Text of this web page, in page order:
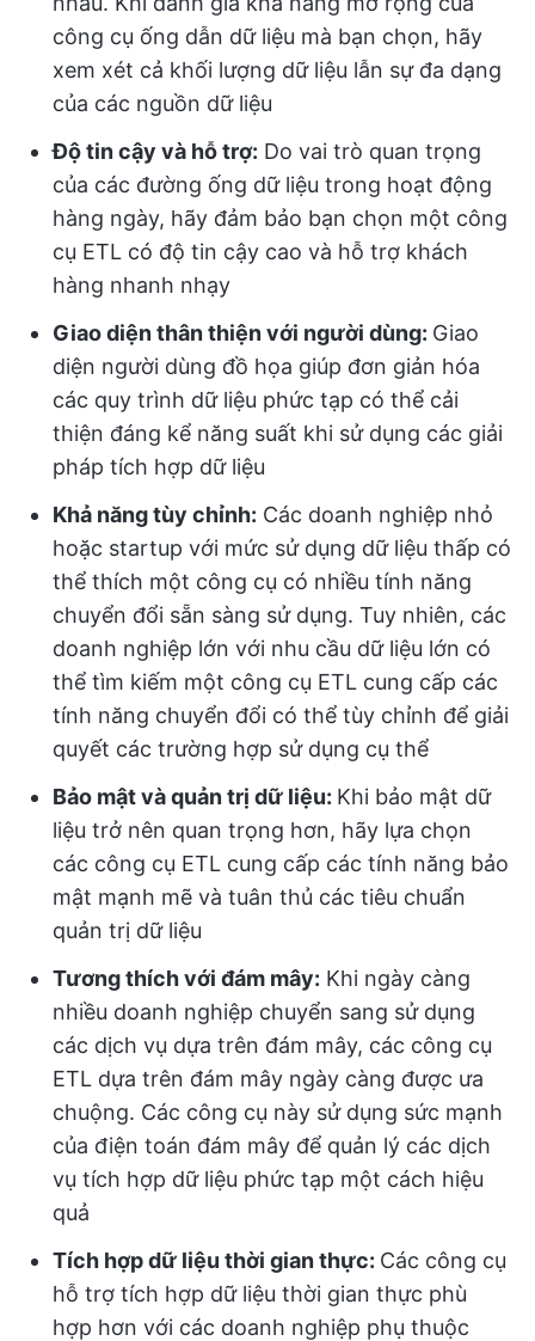
công cụ ống dẫn dữ liệu mà bạn chọn, hãy
xem xét cả khối lượng dữ liệu lẫn sự đa dạng
của các nguồn dữ liệu
Độ tin cậy và hỗ trợ: Do vai trò quan trọng
của các đường ống dữ liệu trong hoạt động
hàng ngày, hãy đảm bảo bạn chọn một công
cụ ETL có độ tin cậy cao và hỗ trợ khách
hàng nhanh nhạy
Giao diện thân thiện với người dùng: Giao
diện người dùng đồ họa giúp đơn giản hóa
các quy trình dữ liệu phức tạp có thể cải
thiện đáng kể năng suất khi sử dụng các giải
pháp tích hợp dữ liệu
Khả năng tùy chỉnh: Các doanh nghiệp nhỏ
hoặc startup với mức sử dụng dữ liệu thấp có
thể thích một công cụ có nhiều tính năng
chuyển đổi sẵn sàng sử dụng. Tuy nhiên, các
doanh nghiệp lớn với nhu cầu dữ liệu lớn có
thể tìm kiếm một công cụ ETL cung cấp các
tính năng chuyển đổi có thể tùy chỉnh để giải
quyết các trường hợp sử dụng cụ thể
Bảo mật và quản trị dữ liệu: Khi bảo mật dữ
liệu trở nên quan trọng hơn, hãy lựa chọn
các công cụ ETL cung cấp các tính năng bảo
mật mạnh mẽ và tuân thủ các tiêu chuẩn
quản trị dữ liệu
Tương thích với đám mây: Khi ngày càng
nhiều doanh nghiệp chuyển sang sử dụng
các dịch vụ dựa trên đám mây, các công cụ
ETL dựa trên đám mây ngày càng được ưa
chuộng. Các công cụ này sử dụng sức mạnh
của điện toán đám mây để quản lý các dịch
vụ tích hợp dữ liệu phức tạp một cách hiệu
quả
Tích hợp dữ liệu thời gian thực: Các công cụ
hỗ trợ tích hợp dữ liệu thời gian thực phù
hợp hơn với các doanh nghiệp phụ thuộc